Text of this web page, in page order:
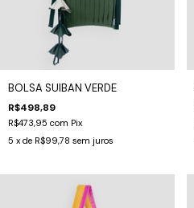
BOLSA SUIBAN VERDE
R$498,89
R$473,95 com Pix
5 x de R$99,78 sem juros